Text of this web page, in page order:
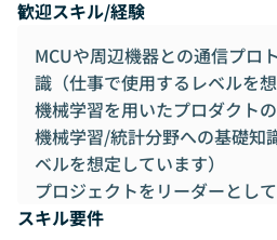
歓迎スキル/経験
MCUや周辺機器との通信プロ
識（仕事で使用するレベルを想
機械学習を用いたプロダクト
機械学習/統計分野への基礎知
ベルを想定しています）
プロジェクトをリーダーとし
スキル要件